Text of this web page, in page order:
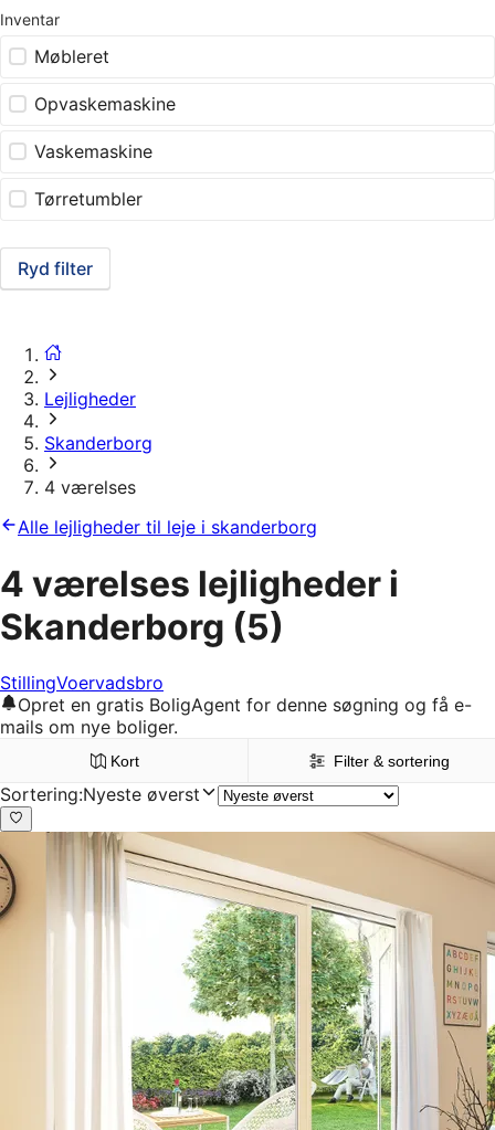
Inventar
Møbleret
Opvaskemaskine
Vaskemaskine
Tørretumbler
Ryd filter
Lejligheder
Skanderborg
4 værelses
Alle lejligheder til leje i skanderborg
4 værelses lejligheder i
Skanderborg (5)
StillingVoervadsbro
Opret en gratis BoligAgent for denne søgning og få e-
mails om nye boliger.
Kort Filter & sortering
Sortering:Nyeste øverst